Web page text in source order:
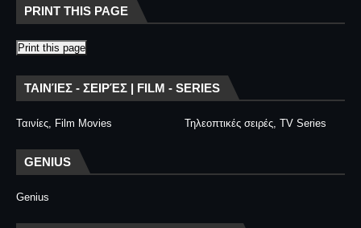
PRINT THIS PAGE
Print this page
ΤΑΙΝΊΕΣ - ΣΕΙΡΈΣ | FILM - SERIES
Ταινίες, Film Movies Τηλεοπτικές σειρές, TV Series
GENIUS
Genius